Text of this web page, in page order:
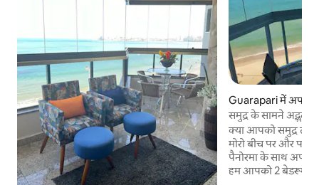
Guarapari में
समुद्र के सामने अद्भुत
क्या आपको समुद्र तट
मोरो बीच पर और
पैनोरमा के साथ अपने
हम आपको 2 बेडरूम